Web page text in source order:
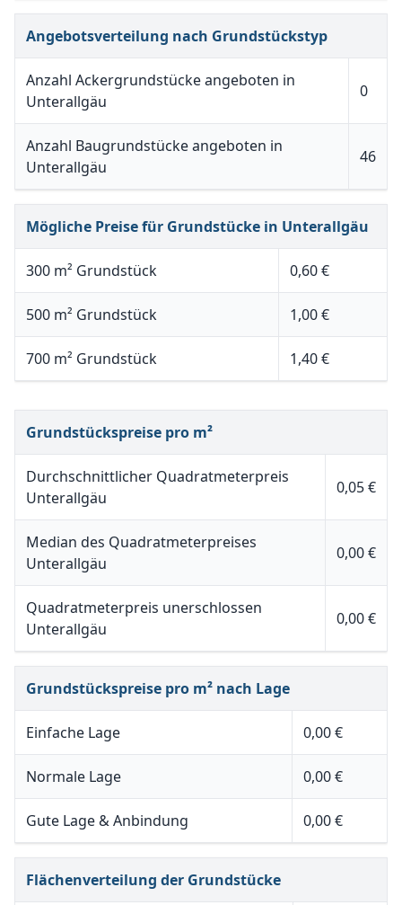
Angebotsverteilung nach Grundstückstyp
Anzahl Ackergrundstücke angeboten in
Unterallgäu
0
Anzahl Baugrundstücke angeboten in
Unterallgäu
46
Mögliche Preise für Grundstücke in Unterallgäu
300 m² Grundstück 0,60 €
500 m² Grundstück 1,00 €
700 m² Grundstück 1,40 €
Grundstückspreise pro m²
Durchschnittlicher Quadratmeterpreis
Unterallgäu
0,05 €
Median des Quadratmeterpreises
Unterallgäu
0,00 €
Quadratmeterpreis unerschlossen
Unterallgäu
0,00 €
Grundstückspreise pro m² nach Lage
Einfache Lage 0,00 €
Normale Lage 0,00 €
Gute Lage & Anbindung 0,00 €
Flächenverteilung der Grundstücke